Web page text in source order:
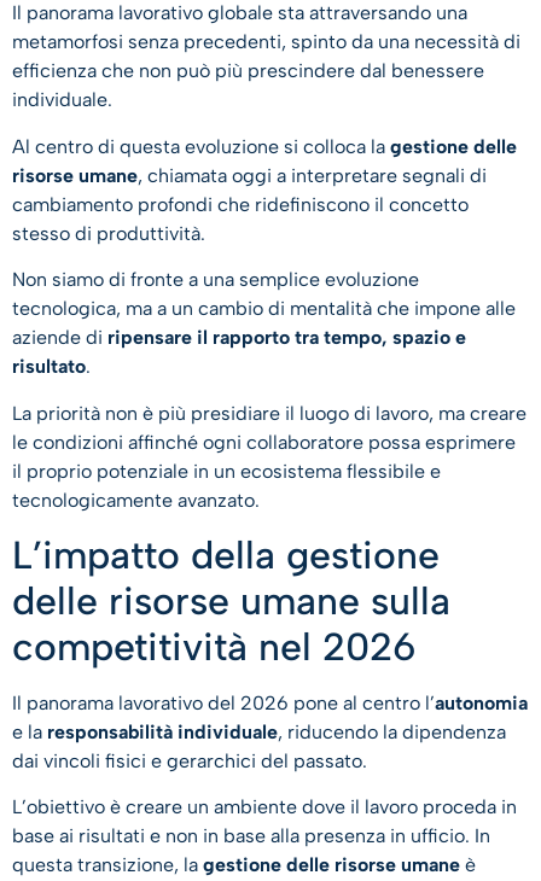
Il panorama lavorativo globale sta attraversando una
metamorfosi senza precedenti, spinto da una necessità di
efficienza che non può più prescindere dal benessere
individuale.
Al centro di questa evoluzione si colloca la gestione delle
risorse umane, chiamata oggi a interpretare segnali di
cambiamento profondi che ridefiniscono il concetto
stesso di produttività.
Non siamo di fronte a una semplice evoluzione
tecnologica, ma a un cambio di mentalità che impone alle
aziende di ripensare il rapporto tra tempo, spazio e
risultato.
La priorità non è più presidiare il luogo di lavoro, ma creare
le condizioni affinché ogni collaboratore possa esprimere
il proprio potenziale in un ecosistema flessibile e
tecnologicamente avanzato.
L’impatto della gestione
delle risorse umane sulla
competitività nel 2026
Il panorama lavorativo del 2026 pone al centro l’autonomia
e la responsabilità individuale, riducendo la dipendenza
dai vincoli fisici e gerarchici del passato.
L’obiettivo è creare un ambiente dove il lavoro proceda in
base ai risultati e non in base alla presenza in ufficio. In
questa transizione, la gestione delle risorse umane è